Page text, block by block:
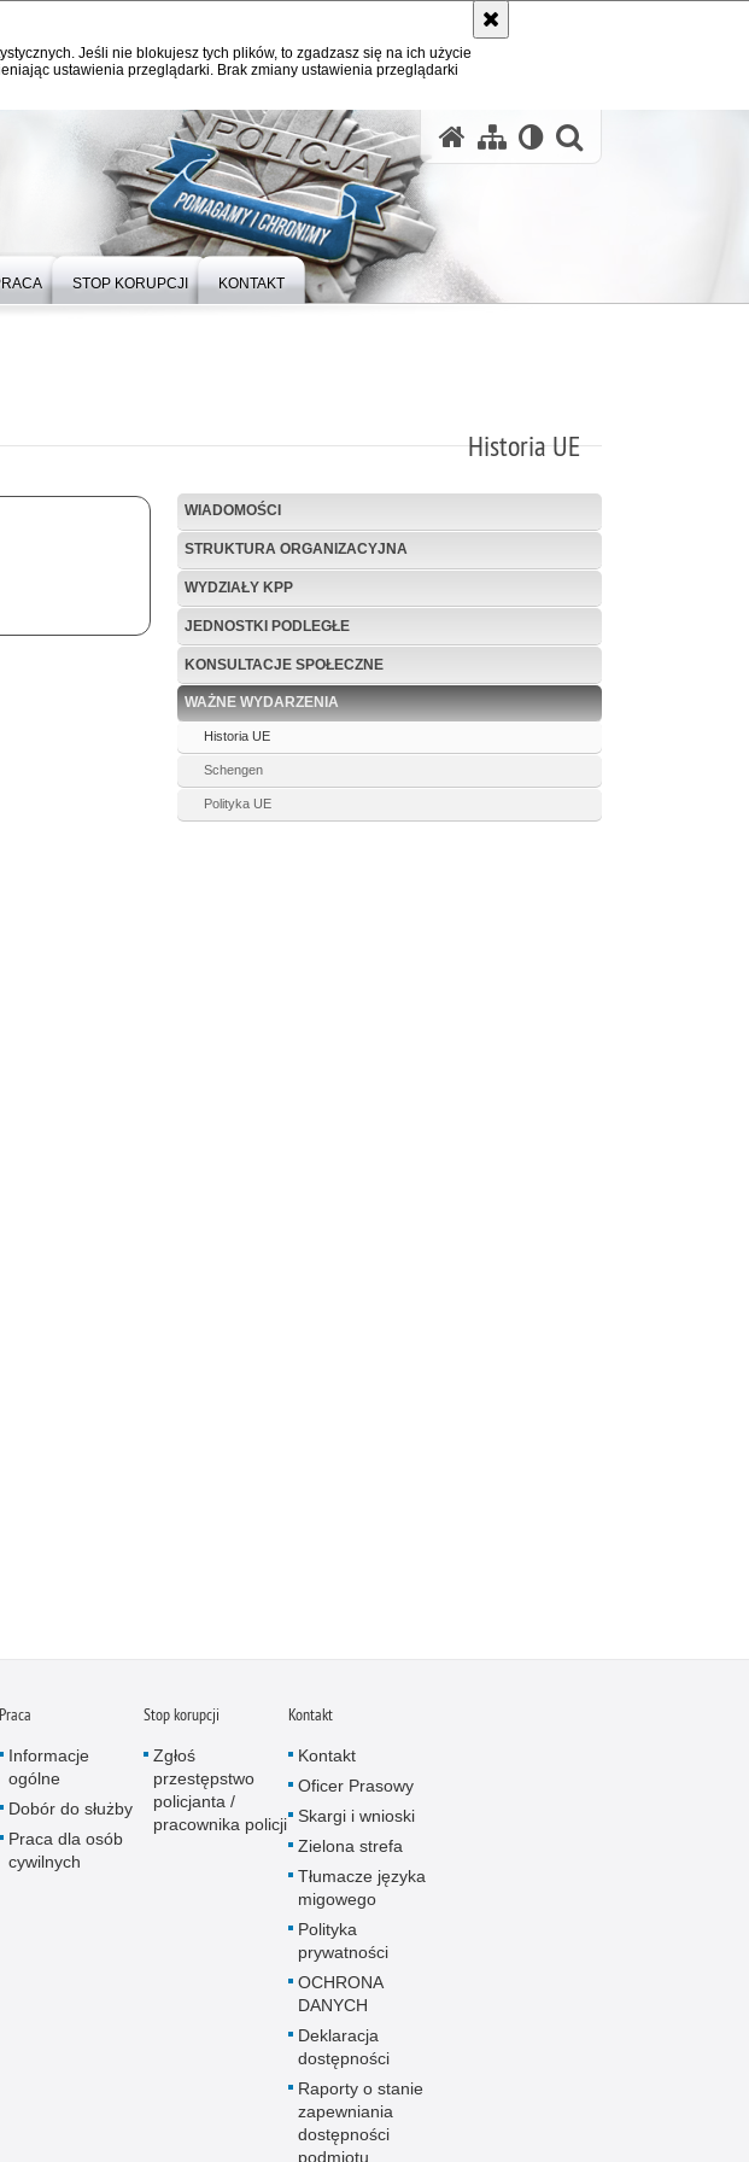
Jeśli nie blokujesz tych plików, to zgadzasz się na ich użycie
ustawienia przeglądarki. Brak zmiany ustawienia przeglądarki
STOP KORUPCJI KONTAKT
Historia UE
WIADOMOŚCI
STRUKTURA ORGANIZACYJNA
WYDZIAŁY KPP
JEDNOSTKI PODLEGŁE
KONSULTACJE SPOŁECZNE
WAŻNE WYDARZENIA
Historia UE
Schengen
Polityka UE
Praca
Informacje
ogólne
Dobór do służby
Praca dla osób
cywilnych
Stop korupcji
Zgłoś
przestępstwo
policjanta /
pracownika policji
Kontakt
Kontakt
Oficer Prasowy
Skargi i wnioski
Zielona strefa
Tłumacze języka
migowego
Polityka
prywatności
OCHRONA
DANYCH
Deklaracja
dostępności
Raporty o stanie
zapewniania
dostępności
podmiotu